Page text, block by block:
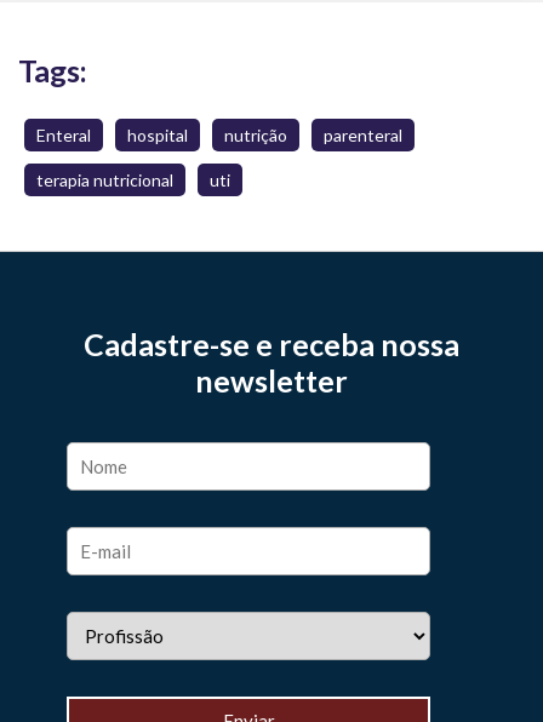
Tags:
Enteral hospital nutrição parenteral
terapia nutricional uti
Cadastre-se e receba nossa
newsletter